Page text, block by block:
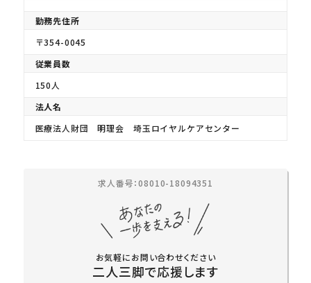
勤務先住所
〒354-0045
従業員数
150人
法人名
医療法人財団 明理会 埼玉ロイヤルケアセンター
求人番号：08010-18094351
お気軽にお問い合わせください
二人三脚で応援します